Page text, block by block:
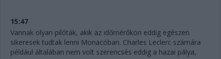
15:47
Vannak olyan pilóták, akik az időmérőkön eddig egészen
sikeresek tudtak lenni Monacóban. Charles Leclerc számára
például általában nem volt szerencsés eddig a hazai pálya,